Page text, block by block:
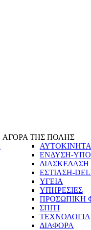
ΑΓΟΡΑ ΤΗΣ ΠΟΛΗΣ
ΕΝΔΥΣΗ-
ΔΙΑΣΚΕΔΑΣΗ
ΕΣΤΙΑΣΗ-
ΥΓΕΙΑ
ΥΠΗΡΕΣΙΕΣ
ΠΡΟΣΩΠΙΚΗ
ΣΠΙΤΙ
ΤΕΧΝΟΛΟΓΙΑ
ΔΙΑΦΟΡΑ